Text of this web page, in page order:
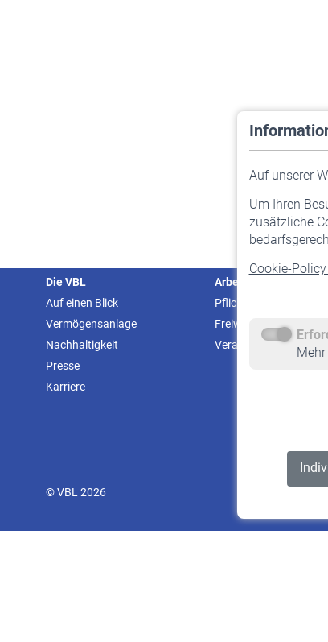
Auf unserer
Um Ihren
zusätzliche
Cookie-Policy
Die VBL
Auf einen Blick
Vermögensanlage
Nachhaltigkeit
Presse
Karriere
Arbeitgeber
Pflichtversicherung
Freiwillige Versicherung
Veranstaltungen
© VBL 2026